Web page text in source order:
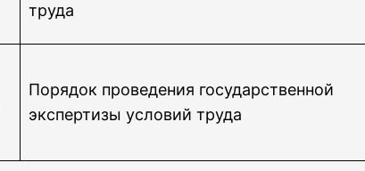
труда
Порядок проведения государственной
экспертизы условий труда